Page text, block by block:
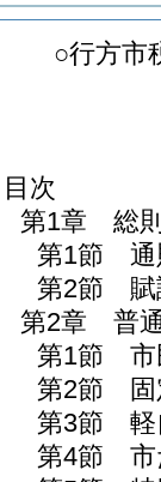
○行方市
目次
第1章
総
第1節
第2節
第2章
普
第1節
第2節
第3節
第4節